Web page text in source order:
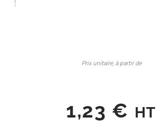
Prix unitaire, à partir de
1,23 € HT